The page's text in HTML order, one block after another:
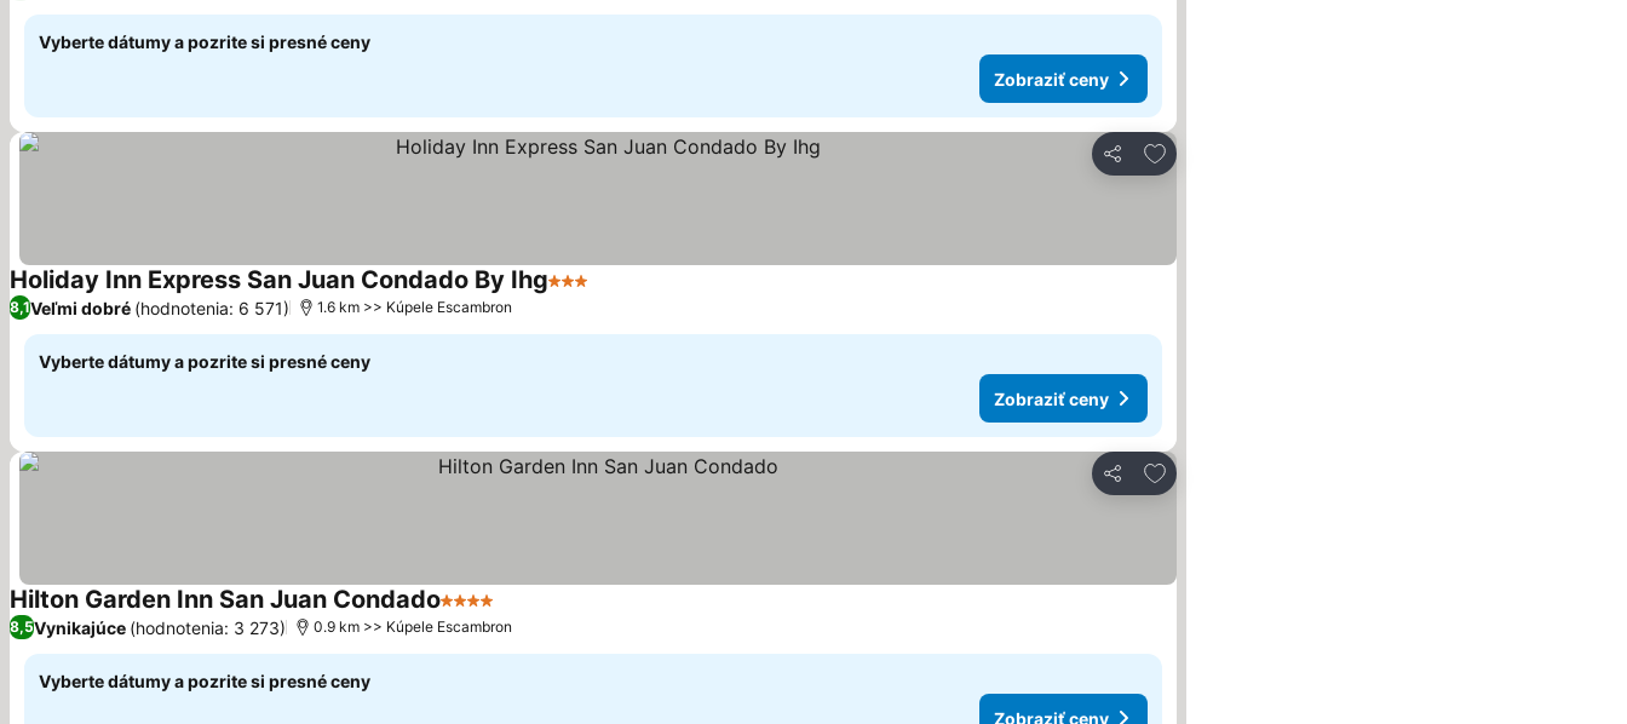
Vyberte dátumy a pozrite si presné ceny
Zobraziť ceny
Zdieľať
Pridať do obľúbených
Holiday Inn Express San Juan Condado By Ihg3 Počet hviezdičiek
8,1Veľmi dobré (hodnotenia: 6 571) 1.6 km >> Kúpele Escambron
Vyberte dátumy a pozrite si presné ceny
Zobraziť ceny
Zdieľať
Pridať do obľúbených
Hilton Garden Inn San Juan Condado4 Počet hviezdičiek
8,5Vynikajúce (hodnotenia: 3 273) 0.9 km >> Kúpele Escambron
Vyberte dátumy a pozrite si presné ceny
Zobraziť ceny